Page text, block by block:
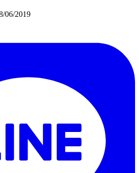
06/2019